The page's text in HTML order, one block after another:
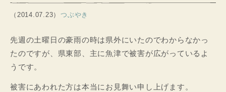
（2014.07.23） つぶやき
先週の土曜日の豪雨の時は県外にいたのでわからなかっ
たのですが、県東部、主に魚津で被害が広がっているよ
うです。
被害にあわれた方は本当にお見舞い申し上げます。